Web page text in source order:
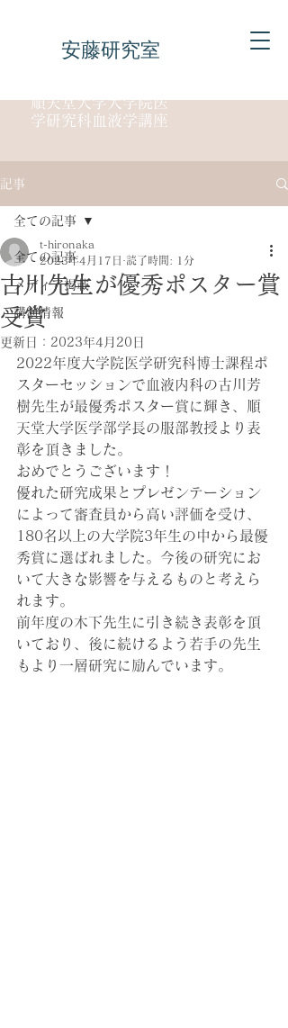
安藤研究室
順天堂大学大学院医
学研究科血液学講座
記事
全ての記事
メディア掲載
講演情報
全ての記事
古川先生が優秀ポスター賞
受賞
t-hironaka
2023年4月17日
読了時間: 1分
更新日： 2023年4月20日
2022年度大学院医学研究科博士課程ポ
スターセッションで血液内科の古川芳
樹先生が最優秀ポスター賞に輝き、順
天堂大学医学部学長の服部教授より表
彰を頂きました。
おめでとうございます！
優れた研究成果とプレゼンテーション
によって審査員から高い評価を受け、
180名以上の大学院3年生の中から最優
秀賞に選ばれました。今後の研究にお
いて大きな影響を与えるものと考えら
れます。
前年度の木下先生に引き続き表彰を頂
いており、後に続けるよう若手の先生
もより一層研究に励んでいます。